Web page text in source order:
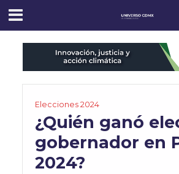
Elecciones 2024
¿Quién ganó
gobernador en
2024?